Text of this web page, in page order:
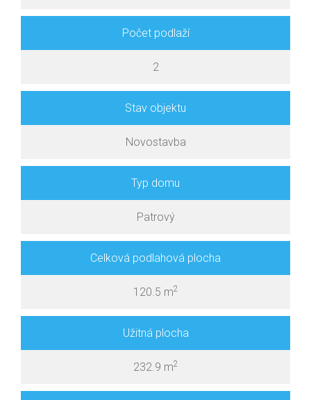
Počet podlaží
2
Stav objektu
Novostavba
Typ domu
Patrový
Celková podlahová plocha
120.5 m2
Užitná plocha
232.9 m2